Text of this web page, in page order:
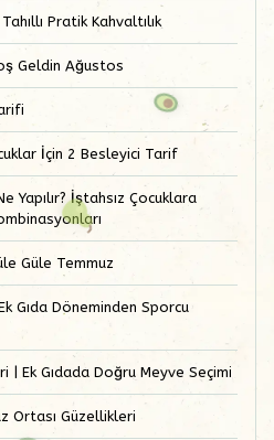
Pratik Kahvaltılık
Geldin Ağustos
İçin 2 Besleyici Tarif
Yapılır? İştahsız Çocuklara
Güle Temmuz
Gıda Döneminden Sporcu
| Ek Gıdada Doğru Meyve Seçimi
Ortası Güzellikleri